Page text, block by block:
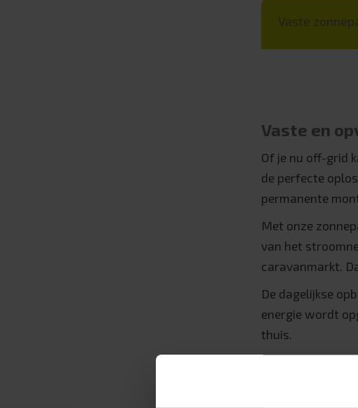
Vaste
Vaste en
Of je nu off-grid
de perfecte
permanente
Met onze
van het
caravanmarkt.
De dagelijkse
energie wordt
thuis.